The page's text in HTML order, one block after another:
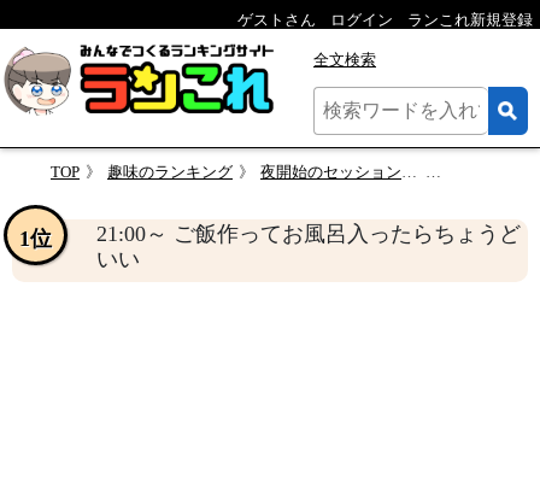
ゲストさん ログイン ランこれ新規登録
全文検索
TOP 趣味のランキング 夜開始のセッションは何時からが参加しやすい？
21:00～ ご飯作ってお風呂入ったらちょうど
いい
1位